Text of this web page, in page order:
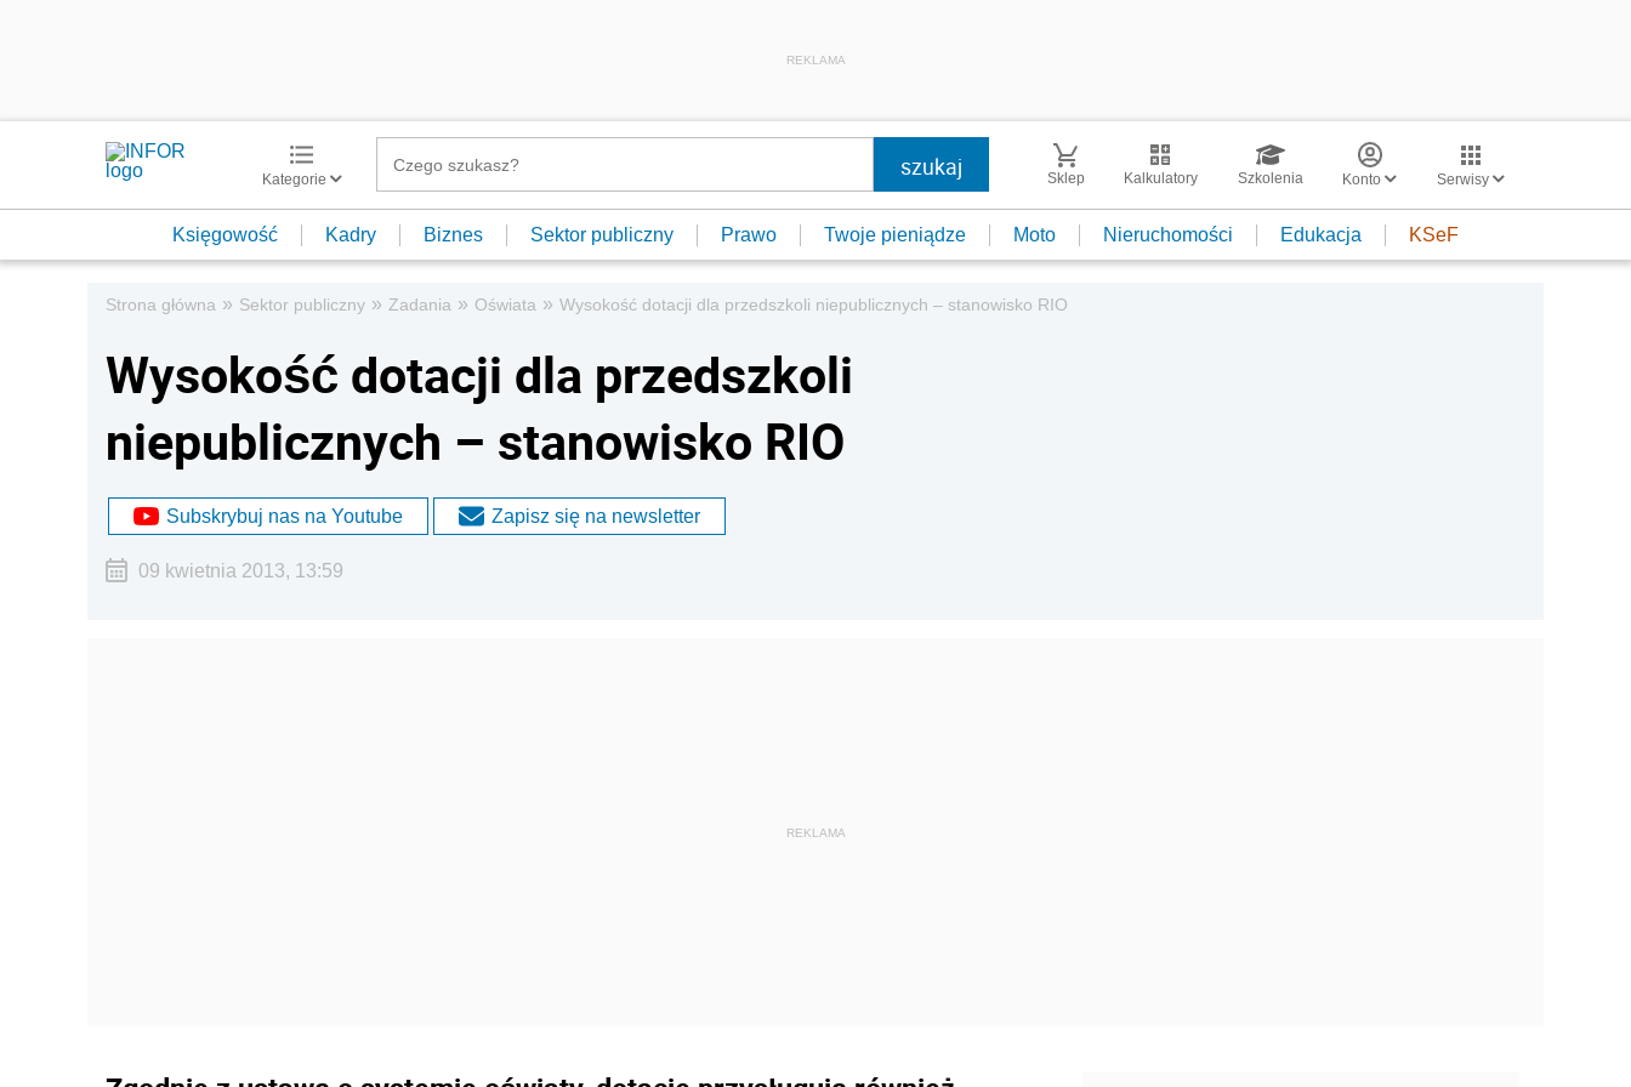
REKLAMA
Kategorie Sklep Kalkulatory Szkolenia Konto Serwisy
Księgowość Kadry Biznes Sektor publiczny Prawo Twoje pieniądze Moto Nieruchomości Edukacja KSeF
Strona główna » Sektor publiczny » Zadania » Oświata » Wysokość dotacji dla przedszkoli niepublicznych – stanowisko RIO
Wysokość dotacji dla przedszkoli
niepublicznych – stanowisko RIO
Subskrybuj nas na Youtube Zapisz się na newsletter
09 kwietnia 2013, 13:59